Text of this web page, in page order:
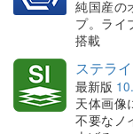
純国産の
プ。ライ
搭載
ステラ
最新版
天体画像
不要なノ